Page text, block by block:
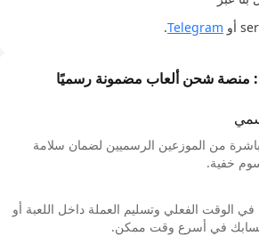
Telegram
.
من الموزعين الرسميين لضمان سلامة
خفية.
الوقت الفعلي وتسليم العملة داخل اللعبة أو
حسابك في أسرع وقت ممكن.